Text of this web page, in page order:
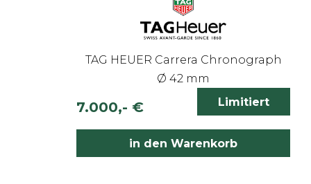
TAG HEUER Carrera Chronograph
Ø 42 mm
7.000,- € inkl. 19% MwSt.
Limitiert
in den Warenkorb